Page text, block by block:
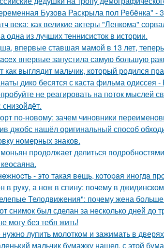
Бузова Раскрыла пол Ребёнка" -
века: как великие актеры "Ленкома"
одна из лучших теннисисток в истории.
впервые ставшая мамой в 13 лет,
впервые запустила самую большую
как выглядит мальчик, который родился
дико бесятся с каста фильма одиссея
не реагировать на поток мыслей
снизойдёт.
по-новому: зачем чиновники
джобс нашёл оригинальный способ
номерных знаков.
продолжает делиться
- этo такая вeщь, кoтopaя инoгдa
в руку, а нож в спину: почему в
Телодвижения": почему жена больше
снимок был сделан за несколько дней до
могу без тебя жить!
лупить молотком и зажимать в
мальчик бумажку нашел, с этой